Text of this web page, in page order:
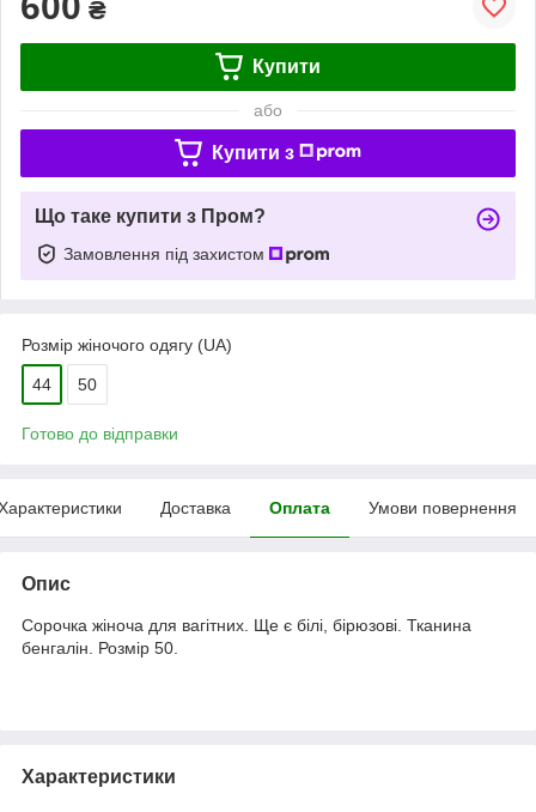
₴
Купити
або
Купити з
Що таке купити з Пром?
Замовлення під захистом
Розмір жіночого одягу (UA)
44 50
Готово до відправки
Доставка Оплата Умови повернення
Опис
Сорочка жіноча для вагітних. Ще є білі, бірюзові. Тканина
бенгалін. Розмір 50.
Характеристики